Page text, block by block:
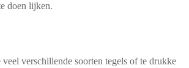
doen lijken.
verschillende soorten tegels of te drukke